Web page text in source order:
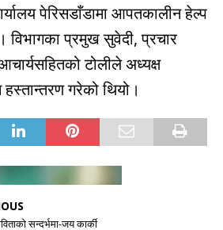
पेरिसडाँडामा आपतकालीन हेल्प
प्रमुख सुवेदी, प्रचार
टोलीले अध्यक्ष
गरेको थियो।
सन्दर्भमा-जय कार्की